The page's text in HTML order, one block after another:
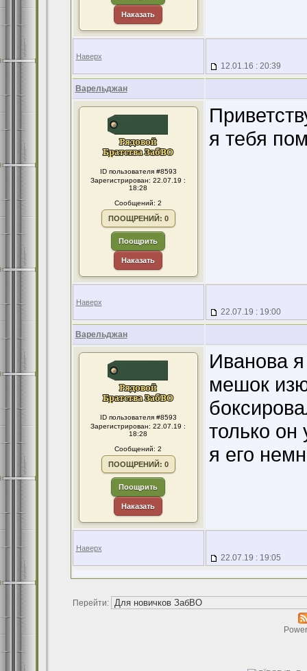
Наказать
Наверх
12.01.16 : 20:39
Варельджан
ID пользователя #8593
Зарегистрирован: 22.07.19 :
18:28
Сообщений: 2
ПООЩРЕНИЙ: 0
Поощрить
Наказать
я тебя
Наверх
22.07.19 : 19:00
Варельджан
ID пользователя #8593
Зарегистрирован: 22.07.19 :
18:28
Сообщений: 2
ПООЩРЕНИЙ: 0
Поощрить
Наказать
Иванова
мешок
только
я его
Наверх
22.07.19 : 19:05
Перейти: